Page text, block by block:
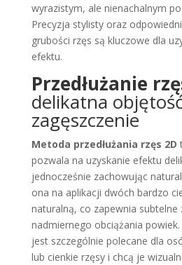
wyrazistym, ale nienachalnym
Precyzja stylisty oraz
grubości rzęs są kluczowe dla
efektu.
Przedłużanie
delikatna
zagęszczenie
Metoda przedłużania rzęs 2D
pozwala na uzyskanie efektu
jednocześnie zachowując
ona na aplikacji dwóch bardzo
naturalną, co zapewnia subtelne
nadmiernego obciążania powiek.
jest szczególnie polecane dla
lub cienkie rzęsy i chcą je